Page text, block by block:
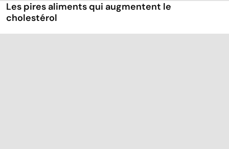
Les pires aliments qui augmentent le
cholestérol